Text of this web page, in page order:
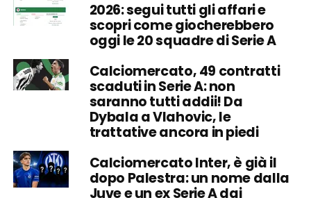
2026: segui tutti gli affari e
scopri come giocherebbero
oggi le 20 squadre di Serie A
Calciomercato, 49 contratti
scaduti in Serie A: non
saranno tutti addii! Da
Dybala a Vlahovic, le
trattative ancora in piedi
Calciomercato Inter, è già il
dopo Palestra: un nome dalla
Juve e un ex Serie A dai